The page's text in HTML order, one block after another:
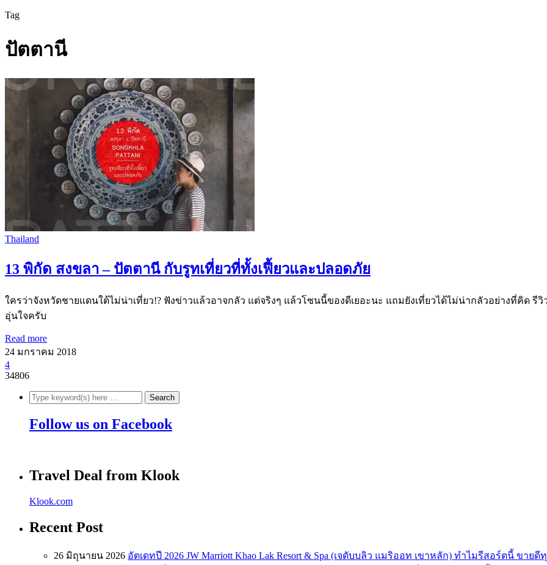
Tag
ปัตตานี
Thailand
13 พิกัด สงขลา – ปัตตานี กับรูทเที่ยวที่ทั้งเฟี้ยวและปลอดภัย
ใครว่าจังหวัดชายแดนใต้ไม่น่าเที่ยว!? ฟังข่าวแล้วอาจกลัว แต่จริงๆ แล้วโซนนี้ของดีเยอะนะ แถมยังเที่ยวได้ไม่น่ากลัวอย่างที่คิด รี
อุ่นใจครับ
Read more
24 มกราคม 2018
4
34806
Follow us on Facebook
Travel Deal from Klook
Klook.com
Recent Post
26 มิถุนายน 2026 อัตเดทปี 2026 JW Marriott Khao Lak Resort & Spa (เจดับบลิว แมริออท เขาหลัก) ทำไมรีสอร์ตนี้ ขาย